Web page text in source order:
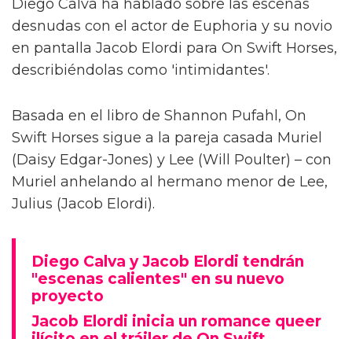
Diego Calva ha hablado sobre las escenas
desnudas con el actor de Euphoria y su novio
en pantalla Jacob Elordi para On Swift Horses,
describiéndolas como 'intimidantes'.
Basada en el libro de Shannon Pufahl, On
Swift Horses sigue a la pareja casada Muriel
(Daisy Edgar-Jones) y Lee (Will Poulter) – con